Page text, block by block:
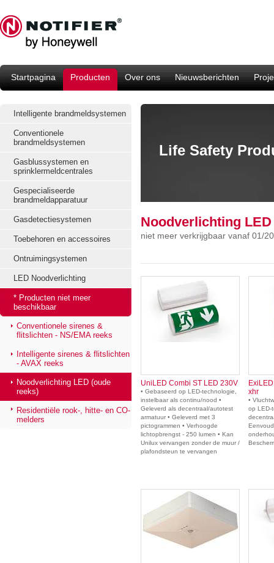
Startpagina Producten Over ons Nieuwsberichten
Intelligente brandmeldsystemen
Conventionele
brandmeldsystemen
Gasblussystemen en
sprinklermeldcentrales
Gespecialiseerde
brandmeldapparatuur
Gasdetectiesystemen
Toebehoren en accessoires
Ontruimingsystemen
LED Noodverlichting
* Producten niet meer
beschikbaar
Conventionele sirenes &
flitslichten - NS/EMA reeks
Intelligente sirenes & flitslichten
- AVAX reeks
Noodverlichting LED (oude
reeks)
Residentiële rook-, hitte- en CO-
melders
Life Safety
Noodverlichting
niet meer verkrijgbaar vanaf 01/
UniLED Combi ST LED 230V
• Gebaseerd op LED-technologie,
instelbaar als continu/nood •
Geleverd als decentraal/autotest
armatuur • Geleverd met 3
pictogrammen • Verhoogde
lichtopbrengst - 250 lumen • Kan
Unilux vervangen zonder de muur /
plafondsteun te vervangen
xhr
•
op LED-